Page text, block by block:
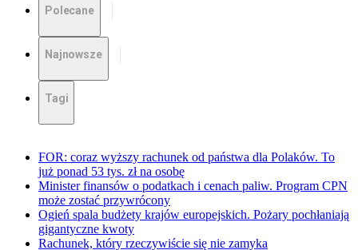
Polecane
Najnowsze
Tagi
FOR: coraz wyższy rachunek od państwa dla Polaków. To
już ponad 53 tys. zł na osobę
Minister finansów o podatkach i cenach paliw. Program CPN
może zostać przywrócony
Ogień spala budżety krajów europejskich. Pożary pochłaniają
gigantyczne kwoty
Rachunek, który rzeczywiście się nie zamyka